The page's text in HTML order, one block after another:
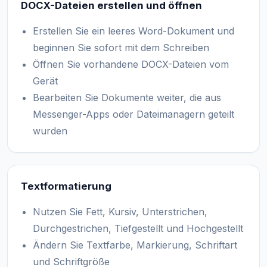
DOCX-Dateien erstellen und öffnen
Erstellen Sie ein leeres Word-Dokument und
beginnen Sie sofort mit dem Schreiben
Öffnen Sie vorhandene DOCX-Dateien vom
Gerät
Bearbeiten Sie Dokumente weiter, die aus
Messenger-Apps oder Dateimanagern geteilt
wurden
Textformatierung
Nutzen Sie Fett, Kursiv, Unterstrichen,
Durchgestrichen, Tiefgestellt und Hochgestellt
Ändern Sie Textfarbe, Markierung, Schriftart
und Schriftgröße